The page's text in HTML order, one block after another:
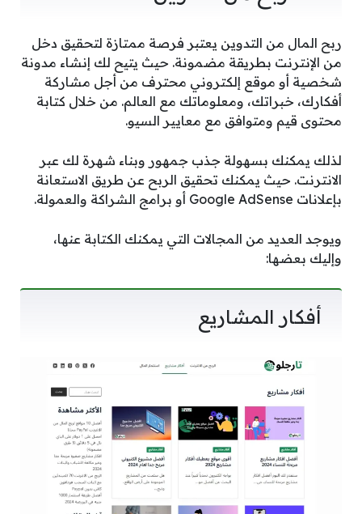
ربح المال من التدوين يعتبر فرصة ممتازة لتحقيق دخل
من الإنترنت بطريقة مضمونة. حيث يتيح لك إنشاء مدونة
شخصية أو موقع إلكتروني محترف من أجل مشاركة
أفكارك، خبراتك، ومعلوماتك مع العالم. من خلال كتابة
محتوى قيم ومتوافق مع معايير السيو.
لذلك يمكنك بسهولة جذب جمهور وبناء شهرة لك عبر
الانترنت. حيث يمكنك تحقيق الربح عن طريق الاستعانة
بإعلانات Google AdSense أو برامج الشراكة والعمولة.
ويوجد العديد من المجالات التي يمكنك الكتابة عنها،
وإليك بعضها:
أفكار المشاريع